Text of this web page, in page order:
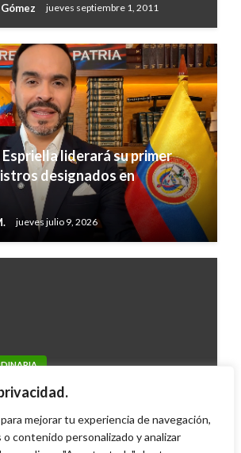
mejorar tu experiencia de navegación,
contenido personalizado y analizar
jueves septiembre 1, 2011
liderará su primer
designados en
jueves julio 9, 2026
Murió el piloto inglés Dan
octubre 16, 2011